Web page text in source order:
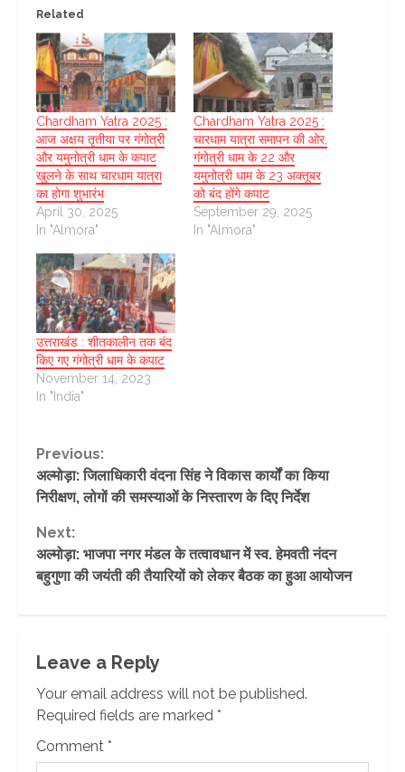
Related
Chardham Yatra 2025 :
आज अक्षय तृतीया पर गंगोत्री
और यमुनोत्री धाम के कपाट
खुलने के साथ चारधाम यात्रा
का होगा शुभारंभ
April 30, 2025
In "Almora"
Chardham Yatra 2025 :
चारधाम यात्रा समापन की ओर,
गंगोत्री धाम के 22 और
यमुनोत्री धाम के 23 अक्तूबर
को बंद होंगे कपाट
September 29, 2025
In "Almora"
उत्तराखंड : शीतकालीन तक बंद
किए गए गंगोत्री धाम के कपाट
November 14, 2023
In "India"
Continue
Reading
Previous:
अल्मोड़ा: जिलाधिकारी वंदना सिंह ने विकास कार्यों का किया
निरीक्षण, लोगों की समस्याओं के निस्तारण के दिए निर्देश
Next:
अल्मोड़ा: भाजपा नगर मंडल के तत्वावधान में स्व. हेमवती नंदन
बहुगुणा की जयंती की तैयारियों को लेकर बैठक का हुआ आयोजन
Leave a Reply
Your email address will not be published.
Required fields are marked *
Comment *